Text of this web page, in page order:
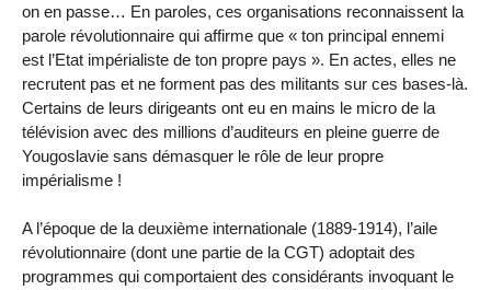
on en passe… En paroles, ces organisations reconnaissent la
parole révolutionnaire qui affirme que « ton principal ennemi
est l’Etat impérialiste de ton propre pays ». En actes, elles ne
recrutent pas et ne forment pas des militants sur ces bases-là.
Certains de leurs dirigeants ont eu en mains le micro de la
télévision avec des millions d’auditeurs en pleine guerre de
Yougoslavie sans démasquer le rôle de leur propre
impérialisme !
A l’époque de la deuxième internationale (1889-1914), l’aile
révolutionnaire (dont une partie de la CGT) adoptait des
programmes qui comportaient des considérants invoquant le